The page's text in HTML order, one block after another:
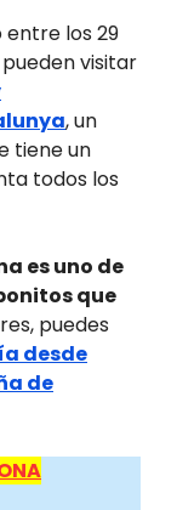
entre los 29
visitar
, un
tiene un
todos los
es uno de
que
puedes
desde
de